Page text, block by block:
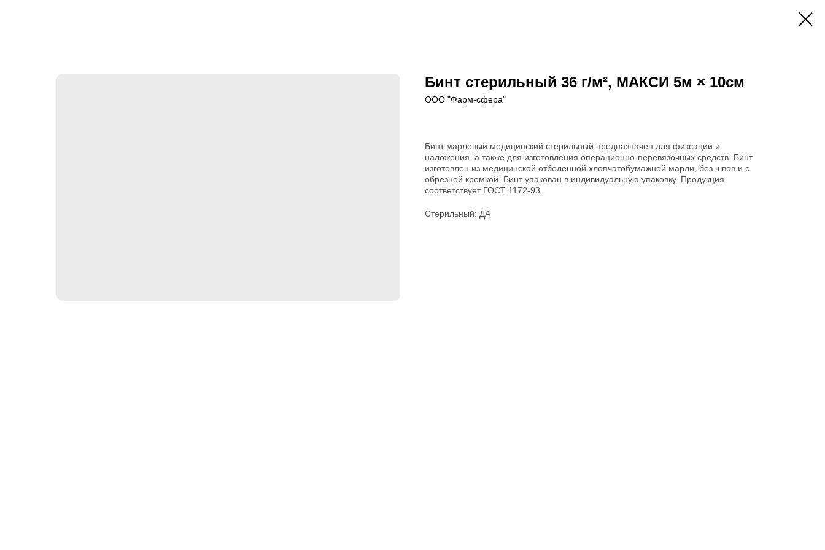
Бинт стерильный 36 г/м², МАКСИ 5м × 10см
ООО "Фарм-сфера"
Бинт марлевый медицинский стерильный предназначен для фиксации и
наложения, а также для изготовления операционно-перевязочных средств. Бинт
изготовлен из медицинской отбеленной хлопчатобумажной марли, без швов и с
обрезной кромкой. Бинт упакован в индивидуальную упаковку. Продукция
соответствует ГОСТ 1172-93.
Стерильный: ДА